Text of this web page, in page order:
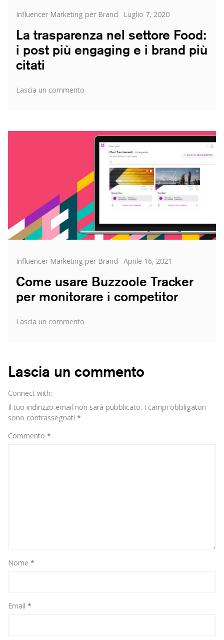
Categorie
Influencer Marketing per Brand
Posted
Luglio 7, 2020
La trasparenza nel settore Food:
i post più engaging e i brand più
citati
Lascia un commento
settore
Food:
più
engaging
i
brand
più
citati
Categorie
Influencer Marketing per Brand
Posted
Aprile 16, 2021
Come usare Buzzoole Tracker
per monitorare i competitor
Lascia un commento
per
competitor
Lascia un commento
Connect with:
Il tuo indirizzo email non sarà pubblicato. I campi obbligatori
sono contrassegnati *
Commento *
Nome *
Email *